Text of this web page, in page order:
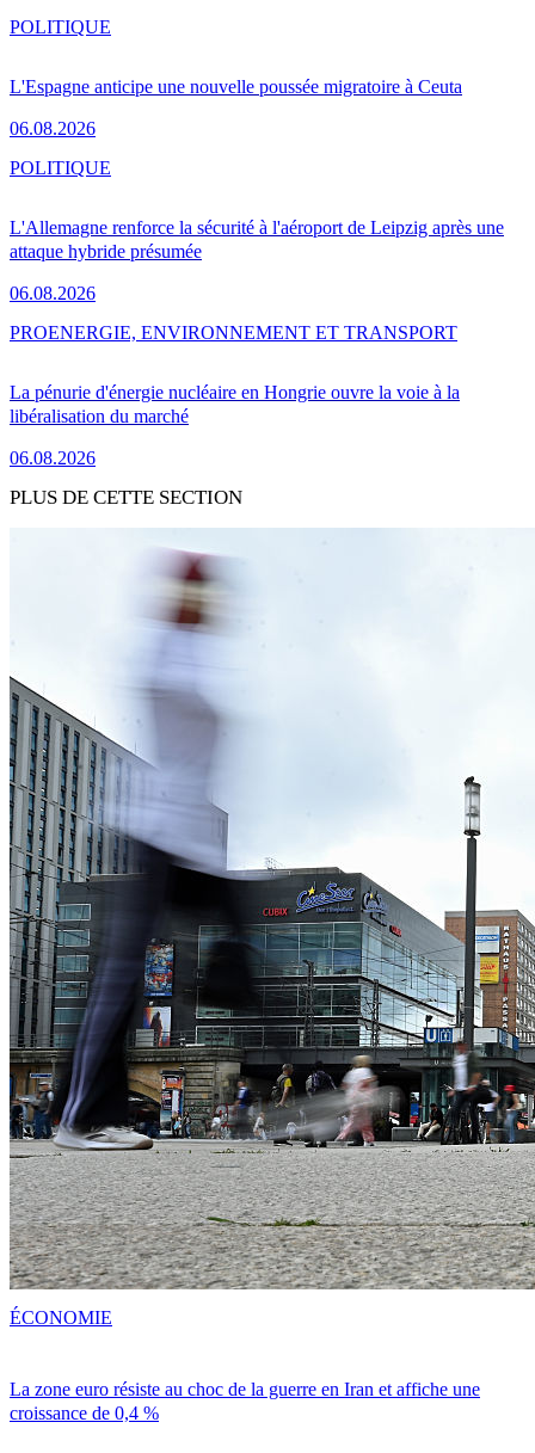
L'Espagne anticipe une nouvelle poussée migratoire à Ceuta
06.08.2026
POLITIQUE
L'Allemagne renforce la sécurité à l'aéroport de Leipzig après une
attaque hybride présumée
06.08.2026
POLITIQUE
La pénurie d'énergie nucléaire en Hongrie ouvre la voie à la
libéralisation du marché
06.08.2026
PROENERGIE, ENVIRONNEMENT ET TRANSPORT
PLUS DE CETTE SECTION
La zone euro résiste au choc de la guerre en Iran et affiche une
croissance de 0,4 %
ÉCONOMIE